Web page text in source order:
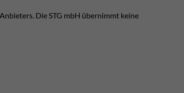
Die STG mbH übernimmt keine